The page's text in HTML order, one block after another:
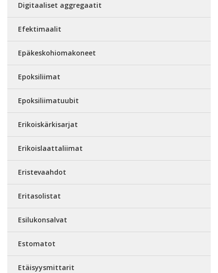
Digitaaliset aggregaatit
Efektimaalit
Epäkeskohiomakoneet
Epoksiliimat
Epoksiliimatuubit
Erikoiskärkisarjat
Erikoislaattaliimat
Eristevaahdot
Eritasolistat
Esilukonsalvat
Estomatot
Etäisyysmittarit